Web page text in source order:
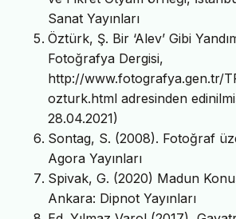
Sanat Yayınları
Öztürk, Ş. Bir ‘Alev’ Gibi
Fotoğrafya Dergisi,
http://www.fotografya.gen.tr/
ozturk.html adresinden
28.04.2021)
Sontag, S. (2008). Fotoğraf
Agora Yayınları
Spivak, G. (2020) Madun
Ankara: Dipnot Yayınları